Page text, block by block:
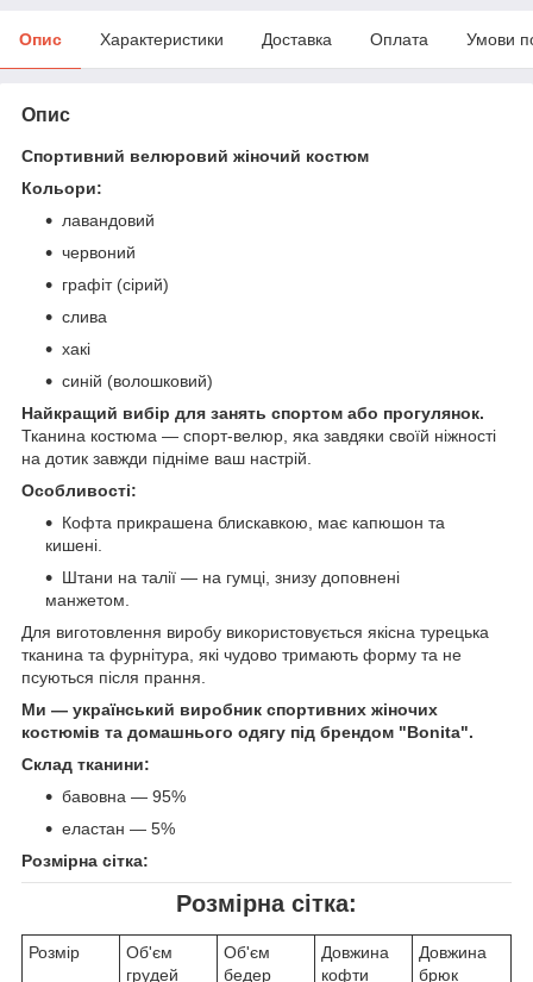
Опис Характеристики Доставка Оплата Умови
Опис
Спортивний велюровий жіночий костюм
Кольори:
лавандовий
червоний
графіт (сірий)
слива
хакі
синій (волошковий)
Найкращий вибір для занять спортом або прогулянок.
Тканина костюма — спорт-велюр, яка завдяки своїй ніжності
на дотик завжди підніме ваш настрій.
Особливості:
Кофта прикрашена блискавкою, має капюшон та
кишені.
Штани на талії — на гумці, знизу доповнені
манжетом.
Для виготовлення виробу використовується якісна турецька
тканина та фурнітура, які чудово тримають форму та не
псуються після прання.
Ми — український виробник спортивних жіночих
костюмів та домашнього одягу під брендом "Bonita".
Склад тканини:
бавовна — 95%
еластан — 5%
Розмірна сітка:
Розмірна сітка:
Розмір
Об'єм
грудей
Об'єм
бедер
Довжина
кофти
Довжина
брюк